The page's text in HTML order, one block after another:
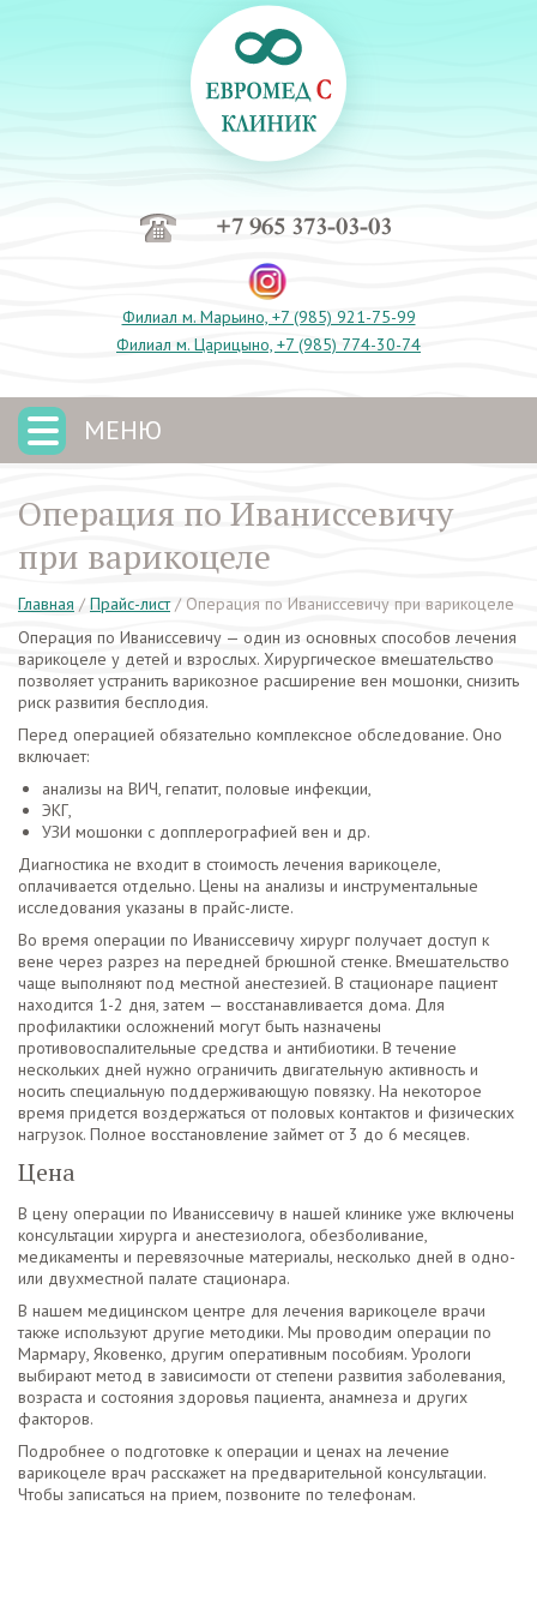
+7 965 373-03-03
Филиал м. Марьино, +7 (985) 921-75-99
Филиал м. Царицыно, +7 (985) 774-30-74
МЕНЮ
Операция по Иваниссевичу
при варикоцеле
Главная / Прайс-лист/ Операция по Иваниссевичу при варикоцеле
Операция по Иваниссевичу — один из основных способов лeчения
варикоцеле у детей и взрослых. Хирургическое вмешательство
позволяет устранить варикозное расширение вен мошонки, снизить
риск развития бесплодия.
Перед операцией обязательно комплексное обследование. Оно
включает:
анализы на ВИЧ, гепатит, половые инфекции,
ЭКГ,
УЗИ мошонки с допплерографией вен и др.
Диагностика не входит в стоимость лечeния варикоцеле,
оплачивается отдельно. Цены на анализы и инструментальные
исследования указаны в прайс-листе.
Во время операции по Иваниссевичу хирург получает доступ к
вене через разрез на передней брюшной стенке. Вмешательство
чаще выполняют под местной анестезией. В стационаре пациент
находится 1-2 дня, затем — восстанавливается дома. Для
профилактики осложнений могут быть назначены
противовоспалительные средства и антибиотики. В течение
нескольких дней нужно ограничить двигательную активность и
носить специальную поддерживающую повязку. На некоторое
время придется воздержаться от половых контактов и физических
нагрузок. Полное восстановление займет от 3 до 6 месяцев.
Цена
В цену операции по Иваниссевичу в нашей клинике уже включены
консультации хирурга и анестезиолога, обезболивание,
медикаменты и перевязочные материалы, несколько дней в одно-
или двухместной палате стационара.
В нашем медицинском центре для лечения варикоцеле врачи
также используют другие методики. Мы проводим операции по
Мармару, Яковенко, другим оперативным пособиям. Урологи
выбирают метод в зависимости от степени развития заболевания,
возраста и состояния здоровья пациента, анамнеза и других
факторов.
Подробнее о подготовке к операции и ценах на лечение
варикоцеле врач расскажет на предварительной консультации.
Чтобы записаться на прием, позвоните по телефонам.